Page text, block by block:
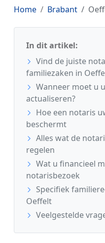
Home Brabant
In dit artikel:
Vind de juiste
familiezaken in
Wanneer moet u
actualiseren?
Hoe een notaris
beschermt
Alles wat de
regelen
Wat u financieel
notarisbezoek
Specifiek
Oeffelt
Veelgestelde